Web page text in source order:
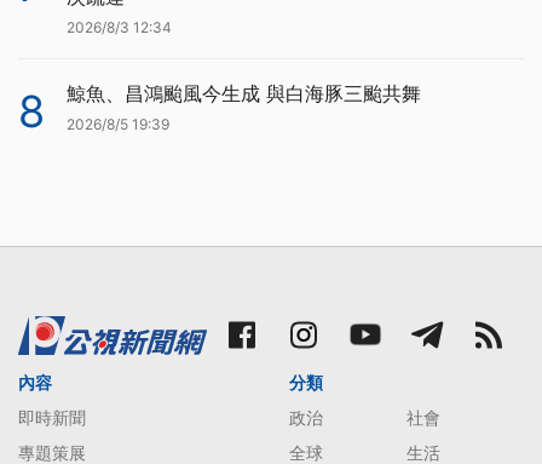
2026/8/3 12:34
8 鯨魚、昌鴻颱風今生成 與白海豚三颱共舞
2026/8/5 19:39
內容
即時新聞
專題策展
分類
政治
社會
全球
生活